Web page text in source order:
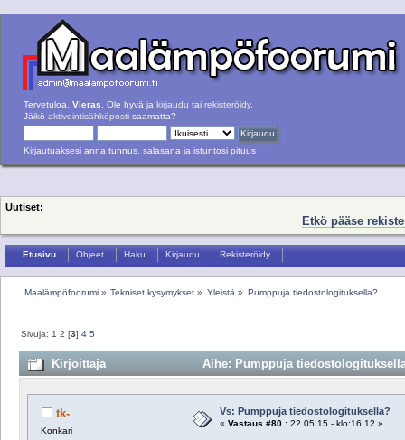
Tervetuloa, Vieras . Ole hyvä ja kirjaudu tai rekisteröidy.
Jäikö aktivointisähköposti saamatta?
Kirjautuaksesi anna tunnus, salasana ja istuntosi pituus
Uutiset:
Etkö pääse
Etusivu Ohjeet Haku Kirjaudu Rekisteröidy
Maalämpöfoorumi» Tekniset kysymykset » Yleistä » Pumppuja tiedostologituksella?
Sivuja: 1 2 [3]4 5
Kirjoittaja Aihe: Pumppuja
tk-
Konkari
Vs: Pumppuja tiedostologituksella?
« Vastaus #80 :22.05.15 - klo:16:12 »